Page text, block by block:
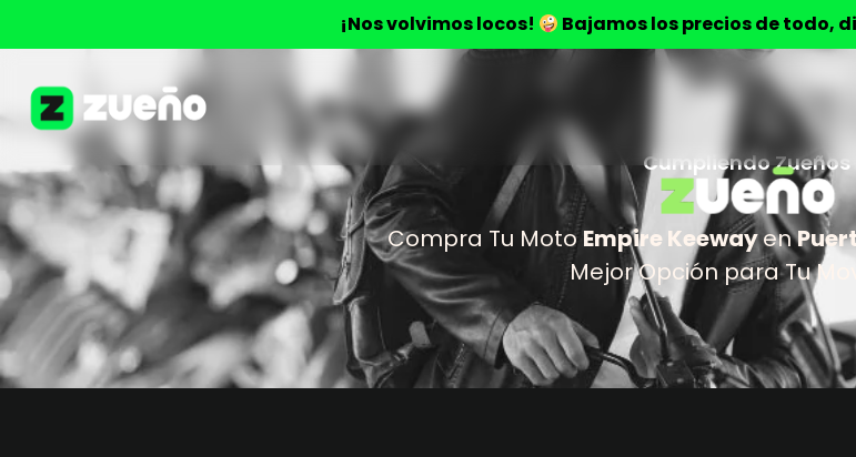
¡Nos volvimos locos! Bajamos los precios de todo,
Cumpliendo Zueños
Compra Tu MotoEmpire Keewayen
Mejor Opción para Tu